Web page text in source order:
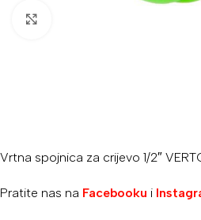
Vrtna spojnica za crijevo 1/2″
Pratite nas na Facebooku i